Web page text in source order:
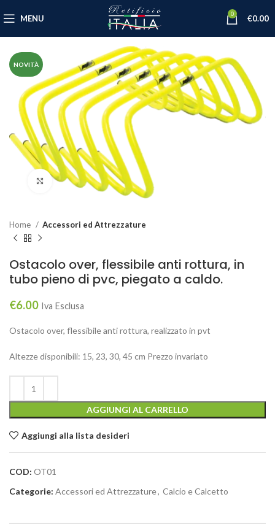
MENU 0 €0.00
NOVITÀ
Click to enlarge
Home Accessori ed Attrezzature
Ostacolo over, flessibile anti rottura, in
tubo pieno di pvc, piegato a caldo.
€6.00 Iva Esclusa
Ostacolo over, flessibile anti rottura, realizzato in pvt
Altezze disponibili: 15, 23, 30, 45 cm Prezzo invariato
AGGIUNGI AL CARRELLO
Aggiungi alla lista desideri
COD: OT01
Categorie: Accessori ed Attrezzature, Calcio e Calcetto